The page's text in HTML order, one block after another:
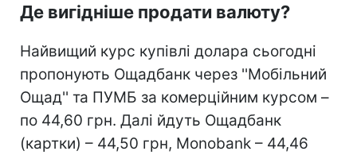
Де вигідніше продати валюту?
Найвищий курс купівлі долара сьогодні
пропонують Ощадбанк через ''Мобільний
Ощад'' та ПУМБ за комерційним курсом –
по 44,60 грн. Далі йдуть Ощадбанк
(картки) – 44,50 грн, Monobank – 44,46